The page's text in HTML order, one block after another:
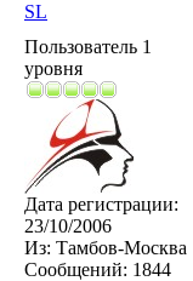
SL
Пользователь 1
уровня
Дата регистрации:
23/10/2006
Из: Тамбов-Москва
Сообщений: 1844